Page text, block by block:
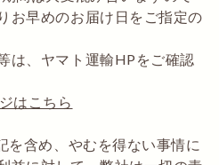
お早めのお届け日をご指定の
は、ヤマト運輸HPをご確認
はこちら
を含め、やむを得ない事情に